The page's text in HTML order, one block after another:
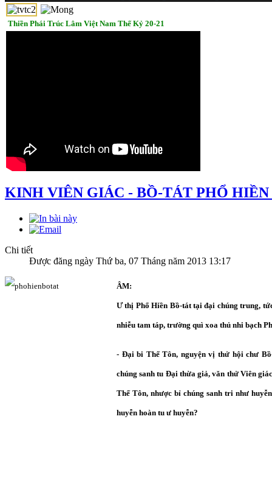
Thiền Phái Trúc Lâm Việt Nam Thế Kỷ 20-21
KINH VIÊN GIÁC - BỒ-TÁT PHỔ
Chi tiết
Được đăng ngày Thứ ba, 07 Tháng năm 2013 13:17
ÂM:
Ư thị Phổ Hiền Bồ-tát tại đại chúng trung,
nhiễu tam táp, trường quì xoa thủ nhi bạch
- Đại bi Thế Tôn, nguyện vị thử hội chư
chúng sanh tu Đại thừa giả, văn thử Viên
Thế Tôn, nhược bỉ chúng sanh tri như
huyễn hoàn tu ư huyễn?